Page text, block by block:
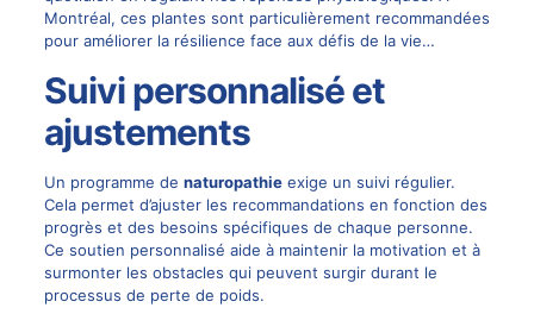
Montréal, ces plantes sont particulièrement recommandées
pour améliorer la résilience face aux défis de la vie…
Suivi personnalisé et
ajustements
Un programme de naturopathieexige un suivi régulier.
Cela permet d’ajuster les recommandations en fonction des
progrès et des besoins spécifiques de chaque personne.
Ce soutien personnalisé aide à maintenir la motivation et à
surmonter les obstacles qui peuvent surgir durant le
processus de perte de poids.